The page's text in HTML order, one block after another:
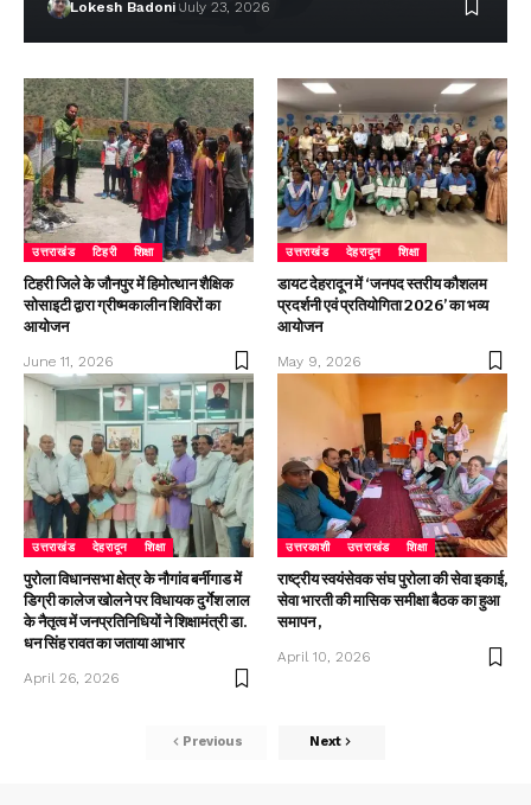
Lokesh Badoni July 23, 2026
उत्तराखंड टिहरी शिक्षा
टिहरी जिले के जौनपुर में हिमोत्थान शैक्षिक
सोसाइटी द्वारा ग्रीष्मकालीन शिविरों का
आयोजन
June 11, 2026
उत्तराखंड देहरादून शिक्षा
डायट देहरादून में ‘जनपद स्तरीय कौशलम
प्रदर्शनी एवं प्रतियोगिता 2026’ का भव्य
आयोजन
May 9, 2026
उत्तराखंड देहरादून शिक्षा
पुरोला विधानसभा क्षेत्र के नौगांव बर्नीगाड में
डिग्री कालेज खोलने पर विधायक दुर्गेश लाल
के नैतृत्व में जनप्रतिनिधियों ने शिक्षामंत्री डा.
धन सिंह रावत का जताया आभार
April 26, 2026
उत्तरकाशी उत्तराखंड शिक्षा
राष्ट्रीय स्वयंसेवक संघ पुरोला की सेवा इकाई,
सेवा भारती की मासिक समीक्षा बैठक का हुआ
समापन ,
April 10, 2026
Previous Next